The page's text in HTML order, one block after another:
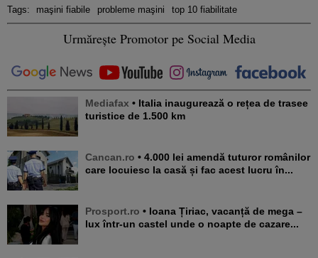
Tags: maşini fiabile probleme maşini top 10 fiabilitate
Urmărește Promotor pe Social Media
Mediafax • Italia inaugurează o rețea de trasee
turistice de 1.500 km
Cancan.ro • 4.000 lei amendă tuturor românilor
care locuiesc la casă și fac acest lucru în...
Prosport.ro • Ioana Țiriac, vacanță de mega –
lux într-un castel unde o noapte de cazare...